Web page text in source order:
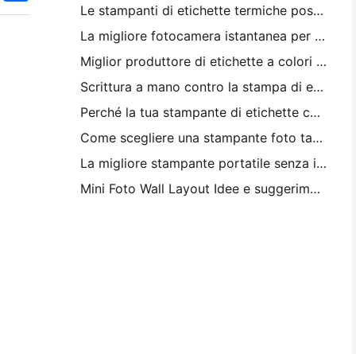
Le stampanti di etichette termiche possono fare etichette impermeabili per prodotti di piccole imprese?
La migliore fotocamera istantanea per i principianti che non vogliono sprecare carta
Miglior produttore di etichette a colori per il journaling e lo scrapbooking: aggiungere più colori ad ogni pagina
Scrittura a mano contro la stampa di etichette di spedizione: consigli per le piccole imprese nel 2026
Perché la tua stampante di etichette continua a bloccare?
Come scegliere una stampante foto tascabile: una guida completa per gli utenti di giornali, viaggi e iPhone
La migliore stampante portatile senza inchiostro per viaggi, scuola e lavoro mobile: Hanin MT620 Pro Recensione
Mini Foto Wall Layout Idee e suggerimenti per la decorazione della camera da letto e del dormitorio